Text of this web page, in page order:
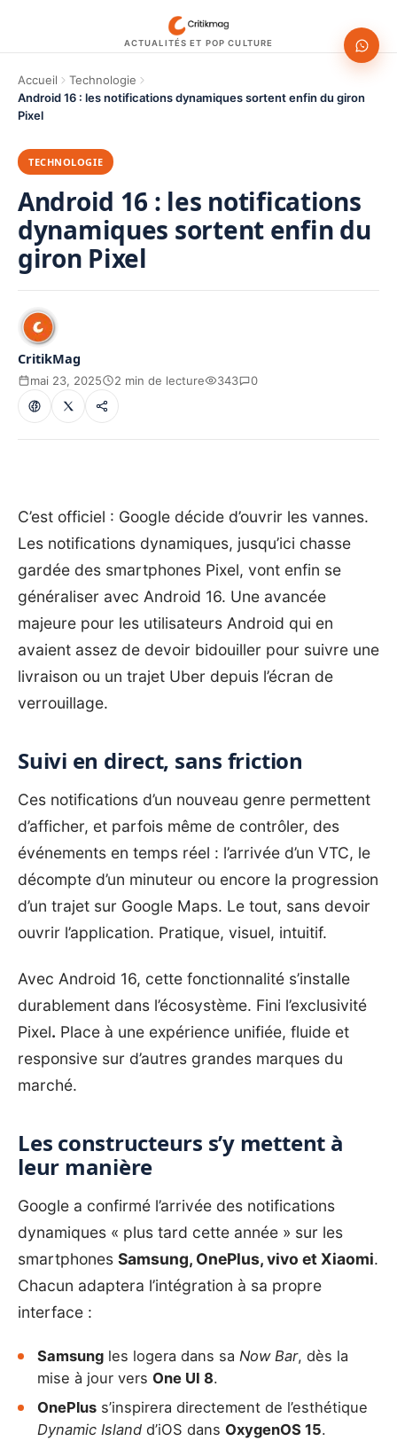
ACTUALITÉS ET POP CULTURE
Accueil
Technologie
Android 16 : les notifications dynamiques sortent enfin du giron
Pixel
TECHNOLOGIE
Android 16 : les notifications
dynamiques sortent enfin du
giron Pixel
CritikMag
mai 23, 2025 2 min de lecture 343 0
C’est officiel : Google décide d’ouvrir les vannes.
Les notifications dynamiques, jusqu’ici chasse
gardée des smartphones Pixel, vont enfin se
généraliser avec Android 16. Une avancée
majeure pour les utilisateurs Android qui en
avaient assez de devoir bidouiller pour suivre une
livraison ou un trajet Uber depuis l’écran de
verrouillage.
Suivi en direct, sans friction
Ces notifications d’un nouveau genre permettent
d’afficher, et parfois même de contrôler, des
événements en temps réel : l’arrivée d’un VTC, le
décompte d’un minuteur ou encore la progression
d’un trajet sur Google Maps. Le tout, sans devoir
ouvrir l’application. Pratique, visuel, intuitif.
Avec Android 16, cette fonctionnalité s’installe
durablement dans l’écosystème. Fini l’exclusivité
Pixel. Place à une expérience unifiée, fluide et
responsive sur d’autres grandes marques du
marché.
Les constructeurs s’y mettent à
leur manière
Google a confirmé l’arrivée des notifications
dynamiques « plus tard cette année » sur les
smartphones Samsung, OnePlus, vivo et Xiaomi.
Chacun adaptera l’intégration à sa propre
interface :
Samsung les logera dans sa Now Bar, dès la
mise à jour vers One UI 8.
OnePlus s’inspirera directement de l’esthétique
Dynamic Island d’iOS dans OxygenOS 15.